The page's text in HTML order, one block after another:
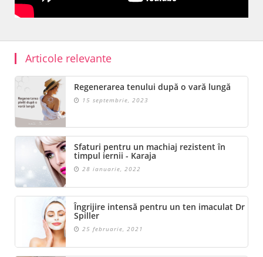
Articole relevante
Regenerarea tenului după o vară lungă
15 septembrie, 2023
Sfaturi pentru un machiaj rezistent în
timpul iernii - Karaja
28 ianuarie, 2022
Îngrijire intensă pentru un ten imaculat Dr
Spiller
25 februarie, 2021